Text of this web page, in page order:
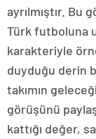
ayrılmıştır.
Türk futboluna
karakteriyle
duyduğu derin
takımın
görüşünü
kattığı değer,